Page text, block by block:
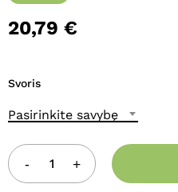
20,79 €
Svoris
Pasirinkite savybęparašyti